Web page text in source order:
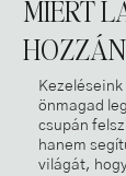
MIÉRT
önmagad
csupán
hanem
világát,